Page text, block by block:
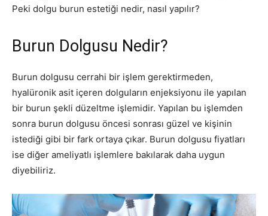
Peki dolgu burun estetiği nedir, nasıl yapılır?
Burun Dolgusu Nedir?
Burun dolgusu cerrahi bir işlem gerektirmeden,
hyalüronik asit içeren dolguların enjeksiyonu ile yapılan
bir burun şekli düzeltme işlemidir. Yapılan bu işlemden
sonra burun dolgusu öncesi sonrası güzel ve kişinin
istediği gibi bir fark ortaya çıkar. Burun dolgusu fiyatları
ise diğer ameliyatlı işlemlere bakılarak daha uygun
diyebiliriz.